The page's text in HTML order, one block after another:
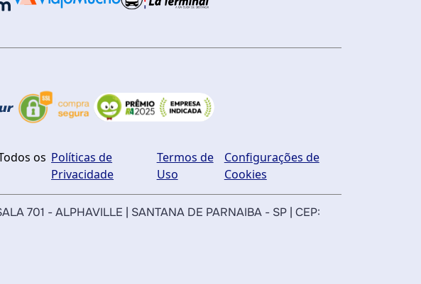
os Políticas de
Privacidade
Termos de
Uso
Configurações de
Cookies
701 - ALPHAVILLE | SANTANA DE PARNAIBA - SP | CEP: